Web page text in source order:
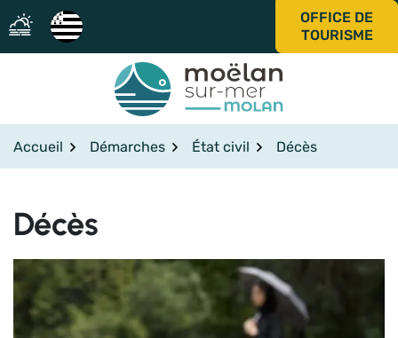
Aller
au
contenu
OFFICE DE
TOURISME
Accueil Démarches État civil Décès
Décès